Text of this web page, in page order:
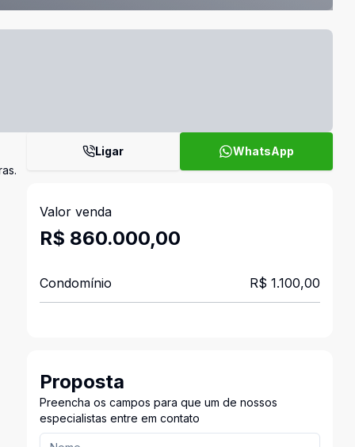
Ligar WhatsApp
Valor venda
R$ 860.000,00
Condomínio R$ 1.100,00
Proposta
Preencha os campos para que um de nossos
especialistas entre em contato